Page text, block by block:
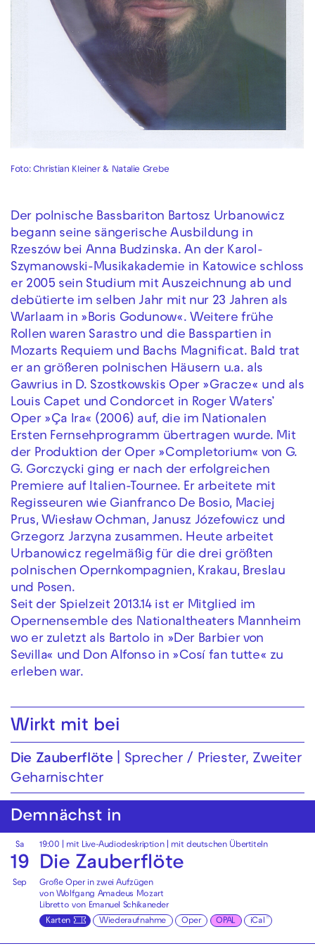
Foto: Christian Kleiner & Natalie Grebe
Der polnische Bassbariton Bartosz Urbanowicz
begann seine sängerische Ausbildung in
Rzeszów bei Anna Budzinska. An der Karol-
Szymanowski-Musikakademie in Katowice schloss
er 2005 sein Studium mit Auszeichnung ab und
debütierte im selben Jahr mit nur 23 Jahren als
Warlaam in »Boris Godunow«. Weitere frühe
Rollen waren Sarastro und die Basspartien in
Mozarts Requiem und Bachs Magnificat. Bald trat
er an größeren polnischen Häusern u.a. als
Gawrius in D. Szostkowskis Oper »Gracze« und als
Louis Capet und Condorcet in Roger Waters’
Oper »Ça Ira« (2006) auf, die im Nationalen
Ersten Fernsehprogramm übertragen wurde. Mit
der Produktion der Oper »Completorium« von G.
G. Gorczycki ging er nach der erfolgreichen
Premiere auf Italien-Tournee. Er arbeitete mit
Regisseuren wie Gianfranco De Bosio, Maciej
Prus, Wiesław Ochman, Janusz Józefowicz und
Grzegorz Jarzyna zusammen. Heute arbeitet
Urbanowicz regelmäßig für die drei größten
polnischen Opernkompagnien, Krakau, Breslau
und Posen.
Seit der Spielzeit 2013.14 ist er Mitglied im
Opernensemble des Nationaltheaters Mannheim
wo er zuletzt als Bartolo in »Der Barbier von
Sevilla« und Don Alfonso in »Cosí fan tutte« zu
erleben war.
Wirkt mit bei
Die Zauberflöte
Sprecher / Priester, Zweiter
Geharnischter
Demnächst in
Sa
19
Sep
19:00 mit Live-Audiodeskription| mit deutschen Übertiteln
Die Zauberflöte
Große Oper in zwei Aufzügen
von Wolfgang Amadeus Mozart
Libretto von Emanuel Schikaneder
Karten
Wiederaufnahme Oper OPAL iCal